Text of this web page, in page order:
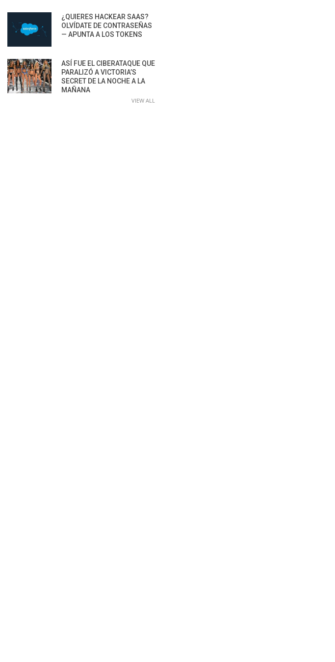
¿QUIERES HACKEAR SAAS?
OLVÍDATE DE CONTRASEÑAS
— APUNTA A LOS TOKENS
ASÍ FUE EL CIBERATAQUE QUE
PARALIZÓ A VICTORIA’S
SECRET DE LA NOCHE A LA
MAÑANA
VIEW ALL